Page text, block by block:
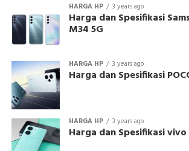
HARGA HP 3 years ago
Harga dan Spesifikasi
M34 5G
HARGA HP 3 years ago
Harga dan Spesifikasi
HARGA HP 3 years ago
Harga dan Spesifikasi vivo